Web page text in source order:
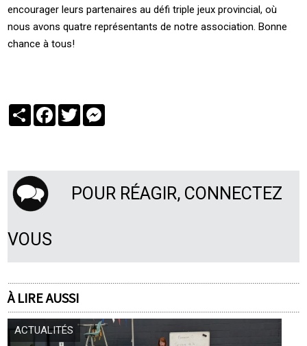
encourager leurs partenaires au défi triple jeux provincial, où
nous avons quatre représentants de notre association. Bonne
chance à tous!
PartagerFacebook
Twitter
POUR RÉAGIR, CONNECTEZ
VOUS
À LIRE AUSSI
ACTUALITÉS